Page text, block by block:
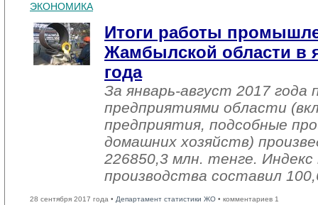
ЭКОНОМИКА
Итоги работы
Жамбылской области в
года
За январь-август 2017
предприятиями области
предприятия, подсобные
домашних хозяйств)
226850,3 млн. тенге.
производства составил
28 сентября 2017 года • Департамент статистики ЖО • комментариев 1